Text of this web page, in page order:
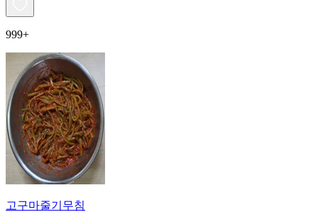
999+
고구마줄기무침